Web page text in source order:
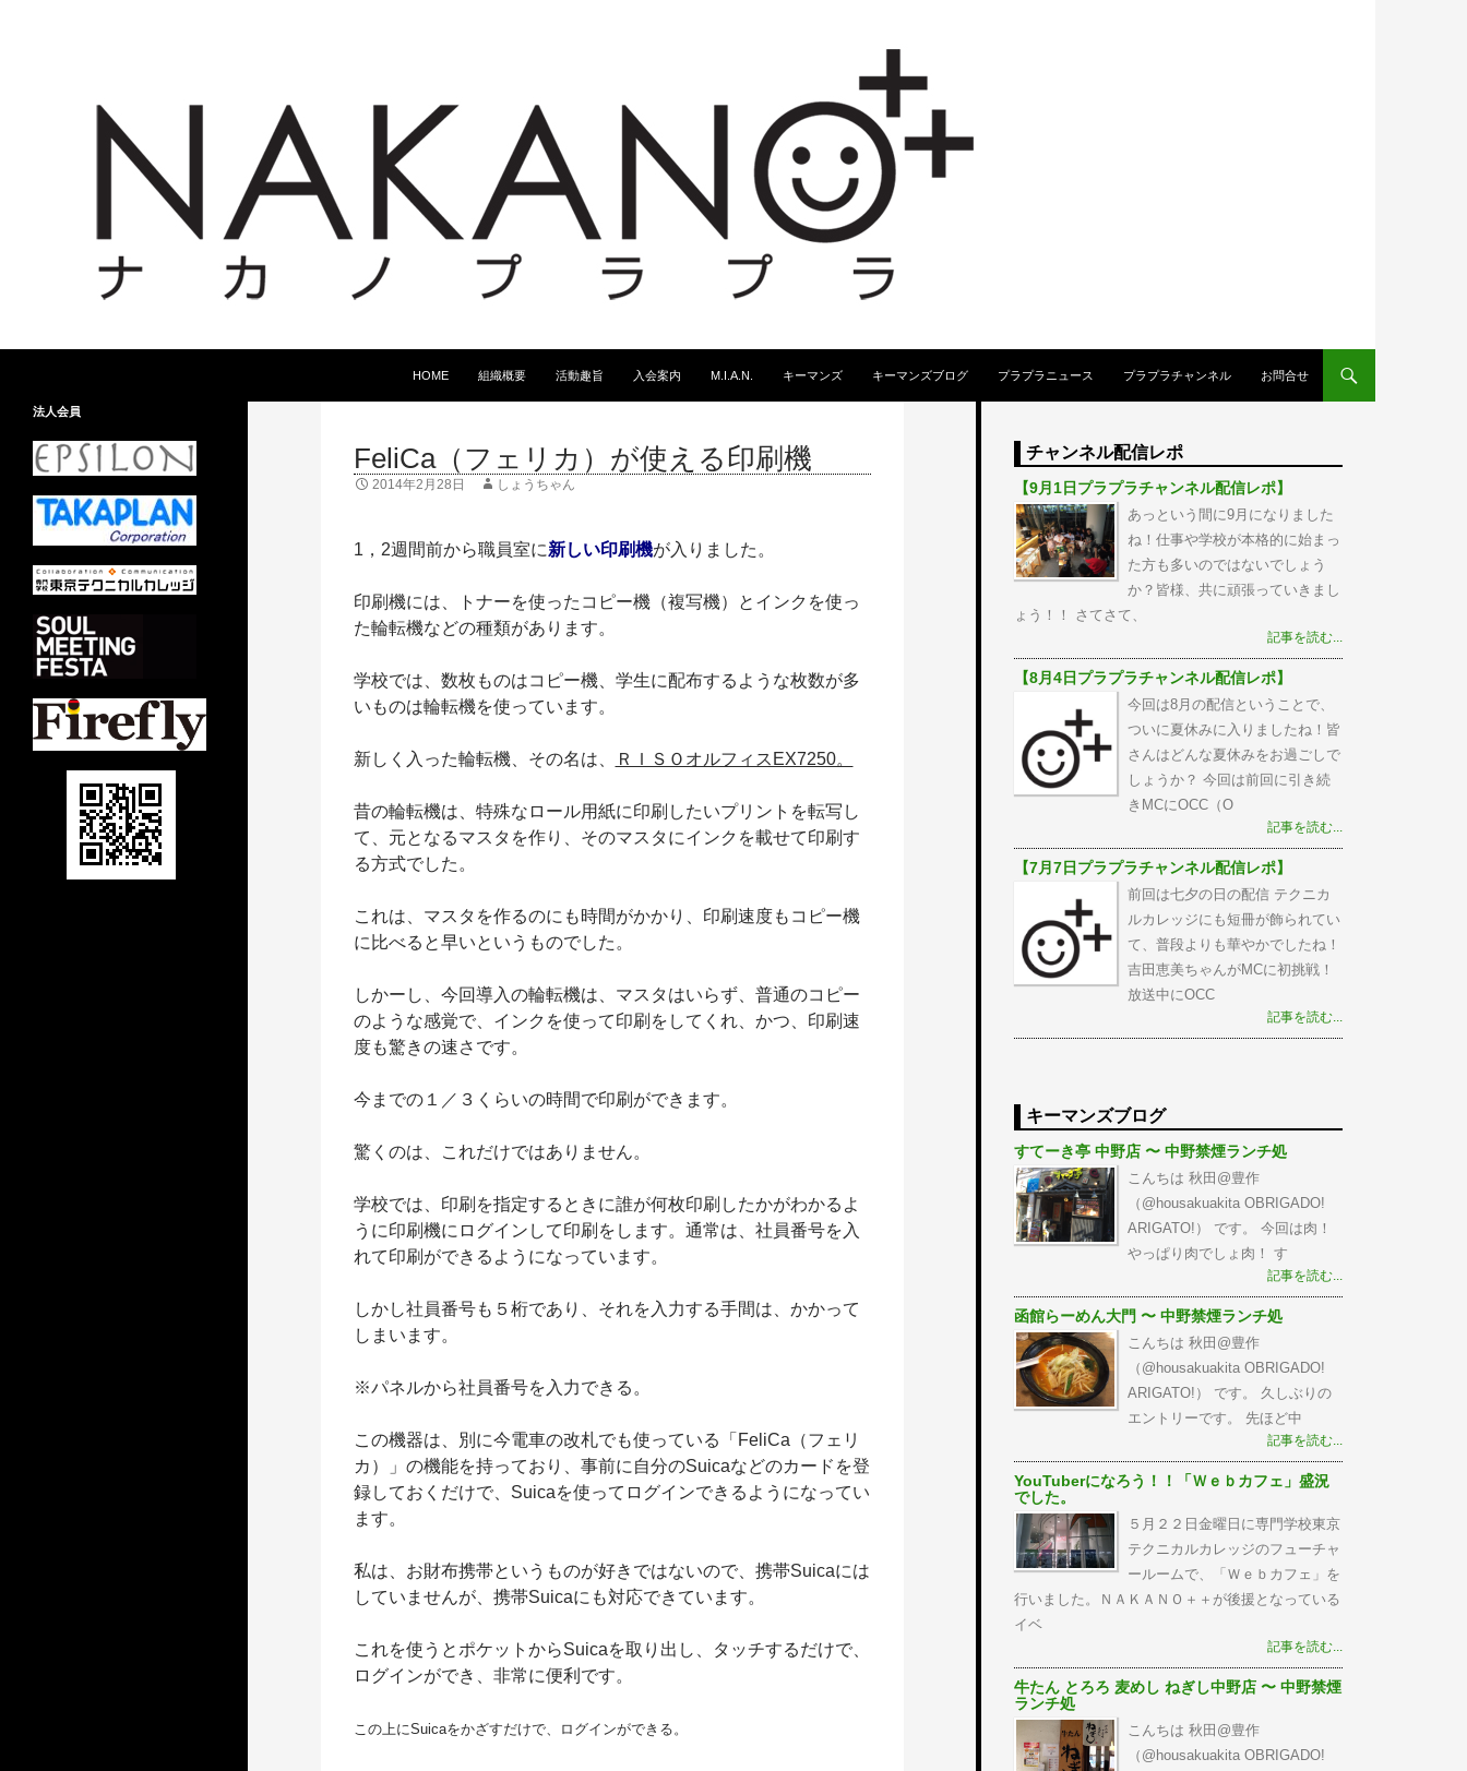
HOME
組織概要 活動趣旨 入会案内 M.I.A.N. キーマンズ キーマンズブログ プラプラニュース プラプラチャンネル お問合せ
FeliCa（フェリカ）が使える印刷機
2014年2月28日 しょうちゃん
1，2週間前から職員室に新しい印刷機が入りました。
印刷機には、トナーを使ったコピー機（複写機）とインクを使っ
た輪転機などの種類があります。
学校では、数枚ものはコピー機、学生に配布するような枚数が多
いものは輪転機を使っています。
新しく入った輪転機、その名は、 ＲＩＳＯオルフィスEX7250。
昔の輪転機は、特殊なロール用紙に印刷したいプリントを転写し
て、元となるマスタを作り、そのマスタにインクを載せて印刷す
る方式でした。
これは、マスタを作るのにも時間がかかり、印刷速度もコピー機
に比べると早いというものでした。
しかーし、今回導入の輪転機は、マスタはいらず、普通のコピー
のような感覚で、インクを使って印刷をしてくれ、かつ、印刷速
度も驚きの速さです。
今までの１／３くらいの時間で印刷ができます。
驚くのは、これだけではありません。
学校では、印刷を指定するときに誰が何枚印刷したかがわかるよ
うに印刷機にログインして印刷をします。通常は、社員番号を入
れて印刷ができるようになっています。
しかし社員番号も５桁であり、それを入力する手間は、かかって
しまいます。
※パネルから社員番号を入力できる。
この機器は、別に今電車の改札でも使っている「FeliCa（フェリ
カ）」の機能を持っており、事前に自分のSuicaなどのカードを登
録しておくだけで、Suicaを使ってログインできるようになってい
ます。
私は、お財布携帯というものが好きではないので、携帯Suicaには
していませんが、携帯Suicaにも対応できています。
これを使うとポケットからSuicaを取り出し、タッチするだけで、
ログインができ、非常に便利です。
この上にSuicaをかざすだけで、ログインができる。
チャンネル配信レポ
【9月1日プラプラチャンネル配信レポ】
あっという間に9月になりました
ね！仕事や学校が本格的に始まっ
た方も多いのではないでしょう
か？皆様、共に頑張っていきまし
ょう！！ さてさて、
記事を読む...
【8月4日プラプラチャンネル配信レポ】
今回は8月の配信ということで、
ついに夏休みに入りましたね！皆
さんはどんな夏休みをお過ごしで
しょうか？ 今回は前回に引き続
きMCにOCC（O
記事を読む...
【7月7日プラプラチャンネル配信レポ】
前回は七夕の日の配信 テクニカ
ルカレッジにも短冊が飾られてい
て、普段よりも華やかでしたね！
吉田恵美ちゃんがMCに初挑戦！
放送中にOCC
記事を読む...
キーマンズブログ
すてーき亭 中野店 〜 中野禁煙ランチ処
こんちは 秋田@豊作
（@housakuakita‎ OBRIGADO!
ARIGATO!） です。 今回は肉！
やっぱり肉でしょ肉！ す
記事を読む...
函館らーめん大門 〜 中野禁煙ランチ処
こんちは 秋田@豊作
（@housakuakita‎ OBRIGADO!
ARIGATO!） です。 久しぶりの
エントリーです。 先ほど中
記事を読む...
YouTuberになろう！！「Ｗｅｂカフェ」盛況
でした。
５月２２日金曜日に専門学校東京
テクニカルカレッジのフューチャ
ールームで、「Ｗｅｂカフェ」を
行いました。ＮＡＫＡＮＯ＋＋が後援となっている
イベ
記事を読む...
牛たん とろろ 麦めし ねぎし中野店 〜 中野禁煙
ランチ処
こんちは 秋田@豊作
（@housakuakita‎ OBRIGADO!
法人会員